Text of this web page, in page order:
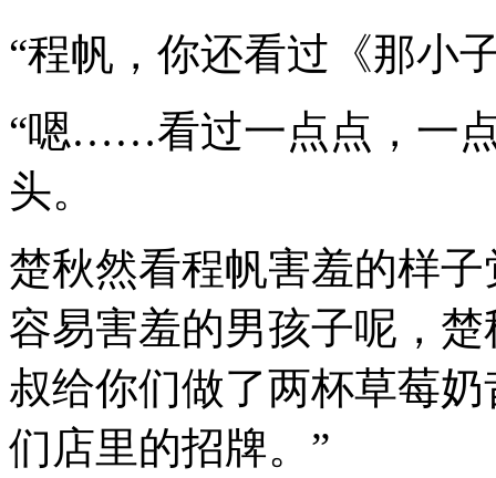
“程帆，你还看过《那小
“嗯……看过一点点，一
头。
楚秋然看程帆害羞的样
容易害羞的男孩子呢，
叔给你们做了两杯草莓
们店里的招牌。”